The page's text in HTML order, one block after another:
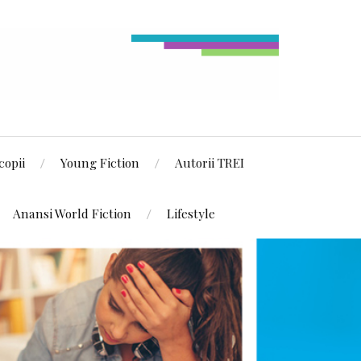
Young Fiction Autorii TREI
Anansi World Fiction Lifestyle